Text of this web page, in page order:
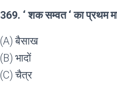
369. ‘ शक सम्वत ‘ का प्रथम
(A) बैसाख
(B) भादों
(C) चैत्र